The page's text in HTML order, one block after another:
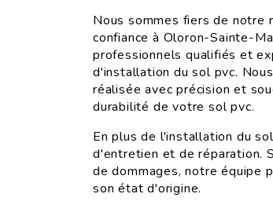
Nous sommes fiers de notre
confiance à Oloron-Sainte-
professionnels qualifiés et
d'installation du sol pvc.
réalisée avec précision et
durabilité de votre sol pvc.
En plus de l'installation du
d'entretien et de réparation.
de dommages, notre équipe
son état d'origine.